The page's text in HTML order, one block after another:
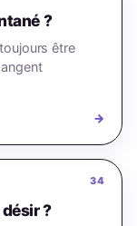
?
être
→
34
?